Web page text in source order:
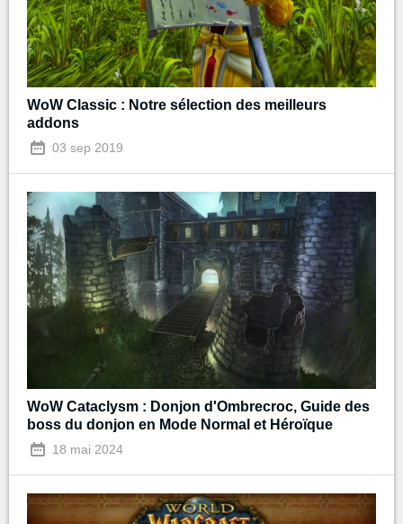
WoW Classic : Notre sélection des meilleurs
addons
03 sep 2019
WoW Cataclysm : Donjon d'Ombrecroc, Guide des
boss du donjon en Mode Normal et Héroïque
18 mai 2024